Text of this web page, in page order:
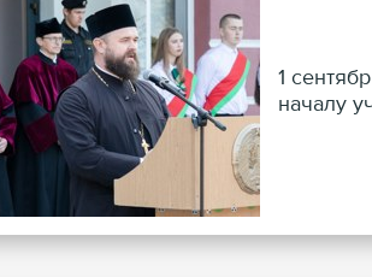
1
началу